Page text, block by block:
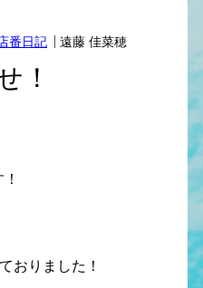
番日記 遠藤 佳菜穂
！
おりました！